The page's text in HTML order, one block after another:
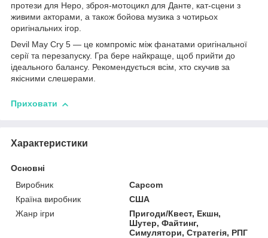
протези для Неро, зброя-мотоцикл для Данте, кат-сцени з
живими акторами, а також бойова музика з чотирьох
оригінальних ігор.
Devil May Cry 5 — це компроміс між фанатами оригінальної
серії та перезапуску. Гра бере найкраще, щоб прийти до
ідеального балансу. Рекомендується всім, хто скучив за
якісними слешерами.
Приховати
Характеристики
Основні
Виробник
Capcom
Країна виробник
США
Жанр ігри
Пригоди/Квест, Екшн,
Шутер, Файтинг,
Симулятори, Стратегія, РПГ